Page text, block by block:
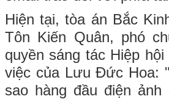
Hiện tại, tòa án Bắc
Tôn Kiến Quân, phó
quyền sáng tác Hiệp
việc của Lưu Đức Hoa:
sao hàng đầu điện